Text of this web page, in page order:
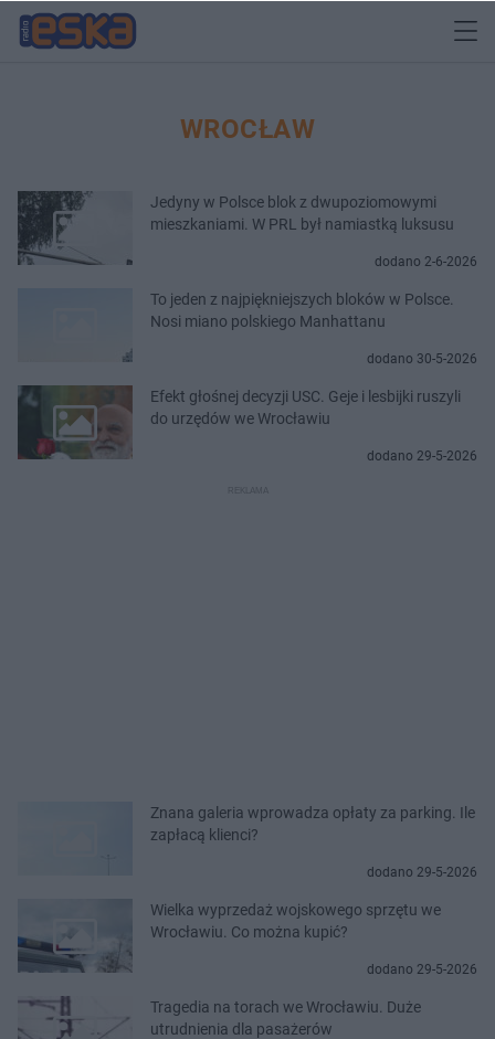
WROCŁAW
Jedyny w Polsce blok z dwupoziomowymi
mieszkaniami. W PRL był namiastką luksusu
dodano 2-6-2026
To jeden z najpiękniejszych bloków w Polsce.
Nosi miano polskiego Manhattanu
dodano 30-5-2026
Efekt głośnej decyzji USC. Geje i lesbijki ruszyli
do urzędów we Wrocławiu
dodano 29-5-2026
Znana galeria wprowadza opłaty za parking. Ile
zapłacą klienci?
dodano 29-5-2026
Wielka wyprzedaż wojskowego sprzętu we
Wrocławiu. Co można kupić?
dodano 29-5-2026
Tragedia na torach we Wrocławiu. Duże
utrudnienia dla pasażerów